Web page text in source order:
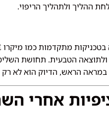
ההליך ולתהליך הריפוי.
בטכניקות מתקדמות כמו מיקרו
ולתוצאה הטבעית. תחושת
במראה הראש, הדיוק הוא לא רק
אחרי